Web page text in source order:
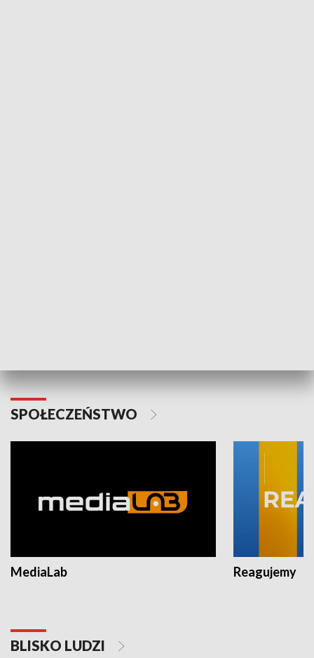
SPOŁECZEŃSTWO
MediaLab Reagujemy
BLISKO LUDZI